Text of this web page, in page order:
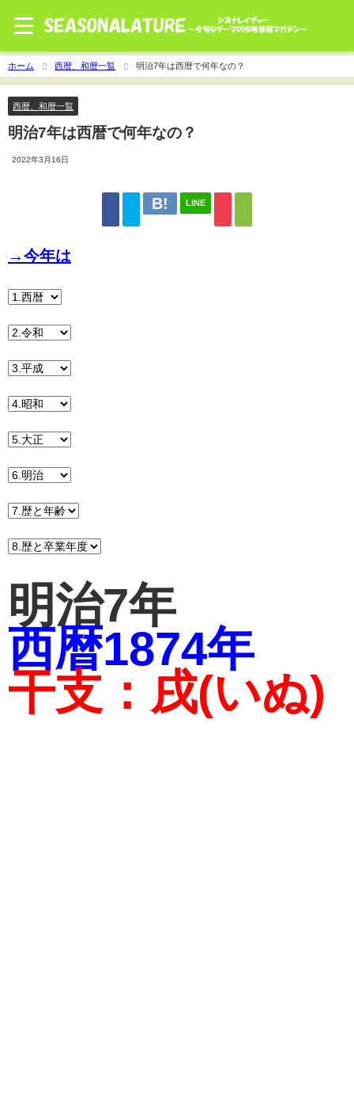
ホーム 西暦、和暦一覧 明治7年は西暦で何年なの？
西暦、和暦一覧
明治7年は西暦で何年なの？
2022年3月16日
LINE
→今年は
明治7年
西暦1874年
干支：戌(いぬ)